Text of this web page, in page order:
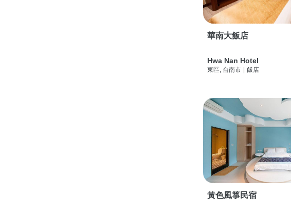
華南大飯店
Hwa Nan Hotel
東區, 台南市 飯店
黃色風箏民宿